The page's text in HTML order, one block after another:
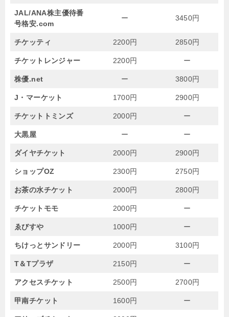
JAL/ANA株主優待番
号格安.com
ー 3450円
チケッティ 2200円 2850円
チケットレンジャー 2200円 ー
株優.net ー 3800円
J・マーケット 1700円 2900円
チケットトミンズ 2000円 ー
大黒屋 ー ー
ダイヤチケット 2000円 2900円
ショップOZ 2300円 2750円
お茶の水チケット 2000円 2800円
チケットモモ 2000円 ー
ゑびすや 1000円 ー
ちけっとサンドリー 2000円 3100円
T＆Tプラザ 2150円 ー
アクセスチケット 2500円 2700円
甲南チケット 1600円 ー